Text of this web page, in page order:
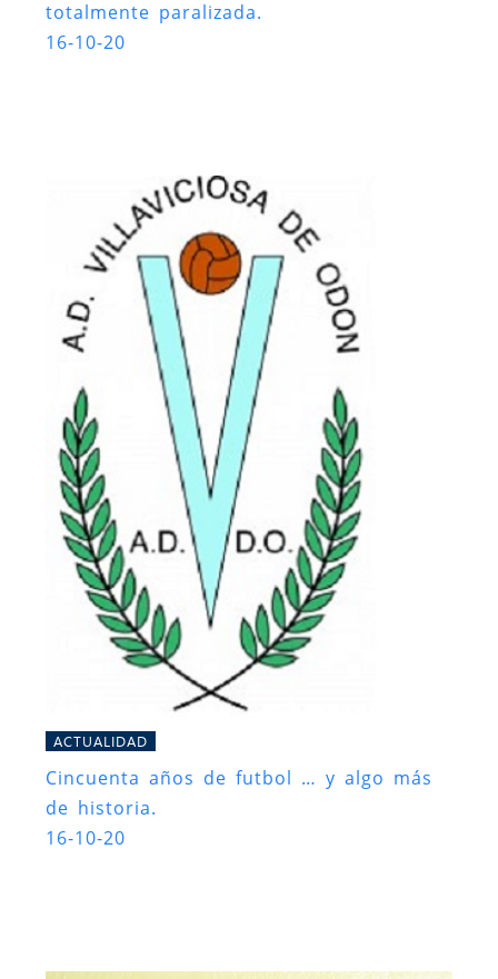
totalmente paralizada.
16-10-20
ACTUALIDAD
Cincuenta años de futbol … y algo más
de historia.
16-10-20